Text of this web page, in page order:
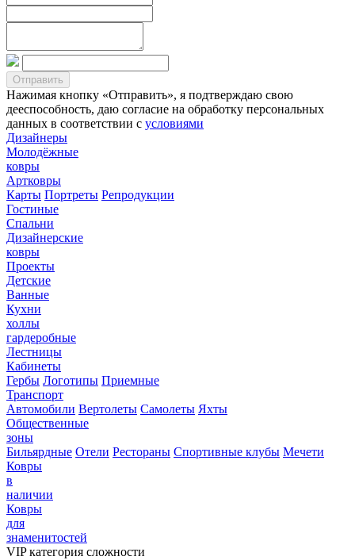
Нажимая кнопку «Отправить», я подтверждаю свою
дееспособность, даю согласие на обработку персональных
данных в соответствии с условиями
Дизайнеры
Молодёжные
ковры
Артковры
Карты Портреты Репродукции
Гостиные
Спальни
Дизайнерские
ковры
Проекты
Детские
Ванные
Кухни
холлы
гардеробные
Лестницы
Кабинеты
Гербы Логотипы Приемные
Транспорт
Автомобили Вертолеты Самолеты Яхты
Общественные
зоны
Бильярдные Отели Рестораны Спортивные клубы Мечети
Ковры
в
наличии
Ковры
для
знаменитостей
VIP категория сложности